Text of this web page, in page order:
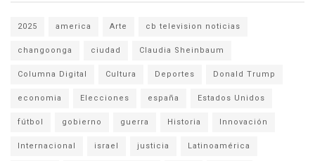
2025 america Arte cb television noticias
changoonga ciudad Claudia Sheinbaum
Columna Digital Cultura Deportes Donald Trump
economia Elecciones españa Estados Unidos
fútbol gobierno guerra Historia Innovación
Internacional israel justicia Latinoamérica